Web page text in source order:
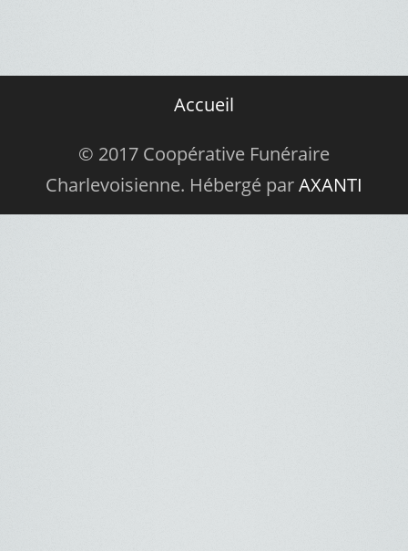
Accueil
© 2017 Coopérative Funéraire
Charlevoisienne. Hébergé parAXANTI